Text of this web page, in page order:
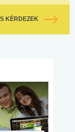
KÉRDEZEK